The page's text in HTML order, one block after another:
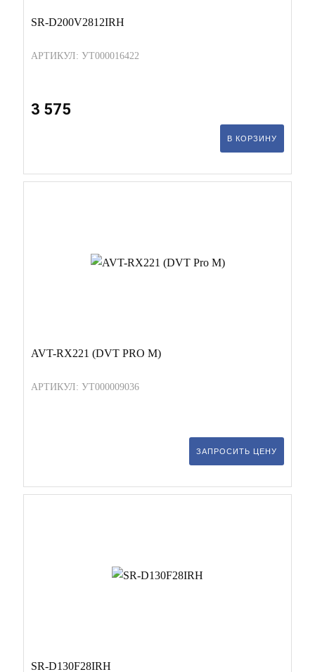
SR-D200V2812IRH
АРТИКУЛ: УТ000016422
3 575
В КОРЗИНУ
AVT-RX221 (DVT PRO M)
АРТИКУЛ: УТ000009036
ЗАПРОСИТЬ ЦЕНУ
SR-D130F28IRH